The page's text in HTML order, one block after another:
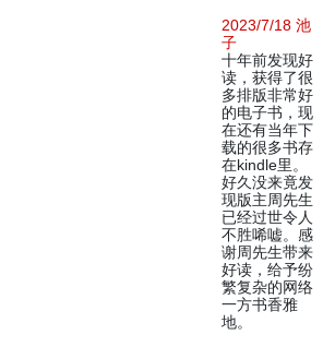
2023/7/18 池
子
十年前发现好
读，获得了很
多排版非常好
的电子书，现
在还有当年下
载的很多书存
在kindle里。
好久没来竟发
现版主周先生
已经过世令人
不胜唏嘘。感
谢周先生带来
好读，给予纷
繁复杂的网络
一方书香雅
地。